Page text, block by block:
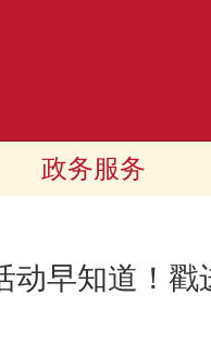
政务服务
动早知道！